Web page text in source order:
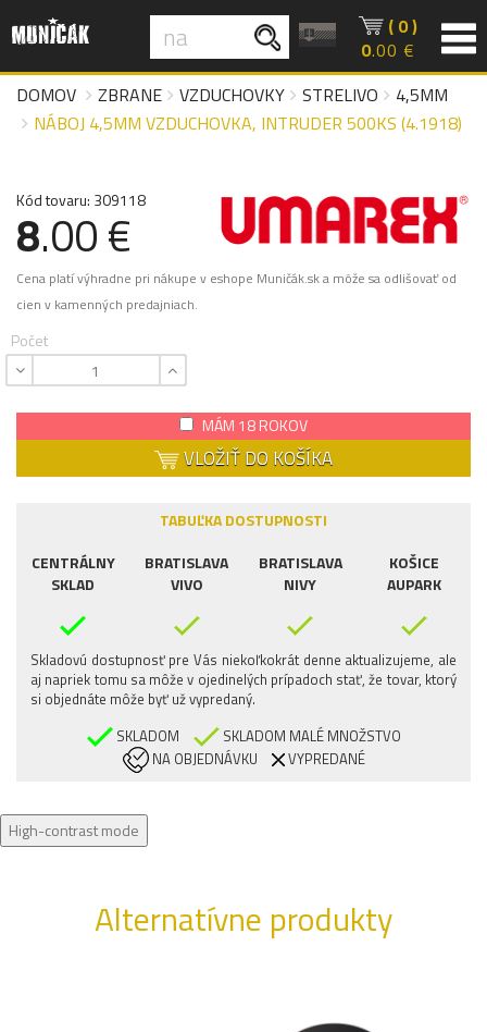
( 0 )
0.00 €
DOMOV
ZBRANE VZDUCHOVKY STRELIVO
4,5MM
NÁBOJ 4,5MM VZDUCHOVKA, INTRUDER 500KS (4.1918)
Kód tovaru: 309118
8.00 €
Cena platí výhradne pri nákupe v eshope Muničák.sk a môže sa odlišovať od
cien v kamenných predajniach.
Počet
MÁM 18 ROKOV
VLOŽIŤ DO KOŠÍKA
TABUĽKA DOSTUPNOSTI
CENTRÁLNY
SKLAD
BRATISLAVA
VIVO
BRATISLAVA
NIVY
KOŠICE
AUPARK
Skladovú dostupnosť pre Vás niekoľkokrát denne aktualizujeme, ale
aj napriek tomu sa môže v ojedinelých prípadoch stať, že tovar, ktorý
si objednáte môže byť už vypredaný.
SKLADOM
SKLADOM MALÉ MNOŽSTVO
NA OBJEDNÁVKU
VYPREDANÉ
High-contrast mode
Alternatívne produkty